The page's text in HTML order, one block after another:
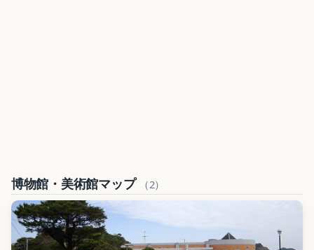
博物館・美術館マップ （2）